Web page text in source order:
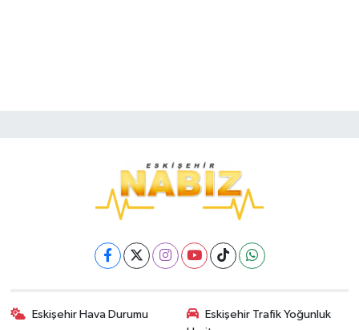
Eskişehir Hava Durumu
Eskişehir Trafik Yoğunluk